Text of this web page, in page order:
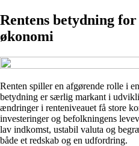
Rentens betydning
økonomi
Renten spiller en afgørende rolle i
betydning er særlig markant i
ændringer i renteniveauet få store
investeringer og befolkningens
lav indkomst, ustabil valuta og
både et redskab og en udfordring.